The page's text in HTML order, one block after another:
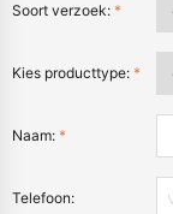
Soort verzoek: *
Kies producttype: *
Naam: *
Telefoon: